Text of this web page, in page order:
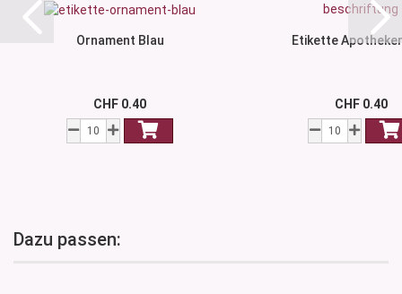
Ornament Blau
CHF 0.40
Etikette
CHF 0.40
Dazu passen: